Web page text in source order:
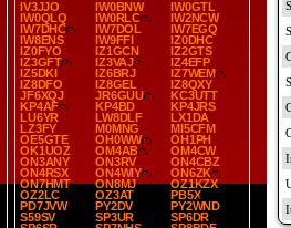
IV3JJO
IW0BNW
IW0GTL
IW0QLQ
IW0RLC
IW2NCW
IW7DHC
IW7DOL
IW7EGQ
IW8ENS
IW9FFI
IZ0DHC
IZ0FYO
IZ1GCN
IZ2GTS
IZ3GFT
IZ3VAJ
IZ4EFP
IZ5DKI
IZ6BRJ
IZ7WEM
IZ8DFO
IZ8GEL
IZ8QXY
JF6XQJ
JR6GUU
KC3UTT
KP4AF
KP4BD
KP4JRS
LU6YR
LW8DLF
LX1DA
LZ3FY
M0MNG
MI5CFM
OE5GTE
OH0WW
OH1PH
OK1UOZ
OM4AB
OM4CW
ON3ANY
ON3RV
ON4CBZ
ON4RSX
ON4WIY
ON6ZK
ON7HMT
ON8MJ
OZ1KZX
OZ2LC
OZ3AT
PB5X
PD7JVW
PY2DV
PY2WND
S59SV
SP3UR
SP6DR